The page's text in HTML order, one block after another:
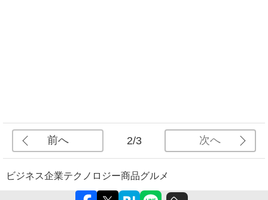
前へ 2/3 次へ
ビジネス企業テクノロジー商品グルメ